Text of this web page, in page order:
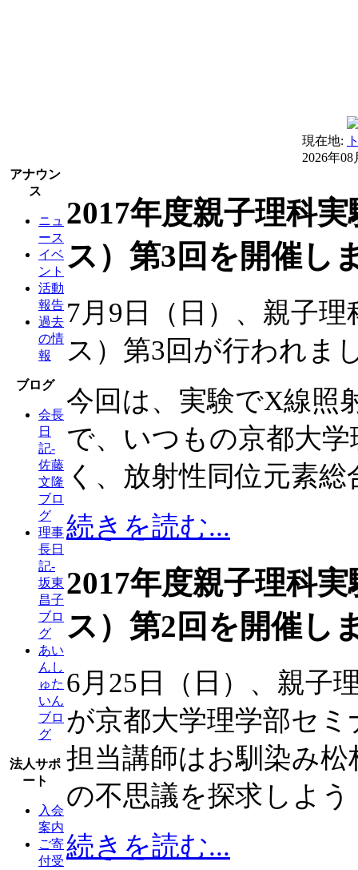
現在地:
2026年08
アナウン
ス
ニュ
ース
イベ
ント
活動
報告
過去
の情
報
ブログ
会長
日
記-
佐藤
文隆
ブロ
グ
理事
長日
記-
坂東
昌子
ブロ
グ
あい
んし
ゅた
いん
ブロ
グ
法人サポ
ート
入会
案内
ご寄
付受
2017年度親子理科
ス）第3回を開催し
7月9日（日）、親子
ス）第3回が行われま
今回は、実験でX線照
で、いつもの京都大
く、放射性同位元素
続きを読む...
2017年度親子理科
ス）第2回を開催し
6月25日（日）、親子
が京都大学理学部セ
担当講師はお馴染み
の不思議を探求しよ
続きを読む...